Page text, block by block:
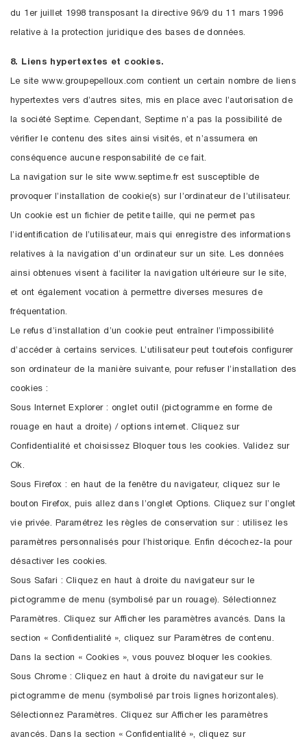
du 1er juillet 1998 transposant la directive 96/9 du 11 mars 1996
relative à la protection juridique des bases de données.
8. Liens hypertextes et cookies.
Le site www.groupepelloux.com contient un certain nombre de liens
hypertextes vers d’autres sites, mis en place avec l’autorisation de
la société Septime. Cependant, Septime n’a pas la possibilité de
vérifier le contenu des sites ainsi visités, et n’assumera en
conséquence aucune responsabilité de ce fait.
La navigation sur le site www.septime.fr est susceptible de
provoquer l’installation de cookie(s) sur l’ordinateur de l’utilisateur.
Un cookie est un fichier de petite taille, qui ne permet pas
l’identification de l’utilisateur, mais qui enregistre des informations
relatives à la navigation d’un ordinateur sur un site. Les données
ainsi obtenues visent à faciliter la navigation ultérieure sur le site,
et ont également vocation à permettre diverses mesures de
fréquentation.
Le refus d’installation d’un cookie peut entraîner l’impossibilité
d’accéder à certains services. L’utilisateur peut toutefois configurer
son ordinateur de la manière suivante, pour refuser l’installation des
cookies :
Sous Internet Explorer : onglet outil (pictogramme en forme de
rouage en haut a droite) / options internet. Cliquez sur
Confidentialité et choisissez Bloquer tous les cookies. Validez sur
Ok.
Sous Firefox : en haut de la fenêtre du navigateur, cliquez sur le
bouton Firefox, puis allez dans l’onglet Options. Cliquez sur l’onglet
vie privée. Paramétrez les règles de conservation sur : utilisez les
paramètres personnalisés pour l’historique. Enfin décochez-la pour
désactiver les cookies.
Sous Safari : Cliquez en haut à droite du navigateur sur le
pictogramme de menu (symbolisé par un rouage). Sélectionnez
Paramètres. Cliquez sur Afficher les paramètres avancés. Dans la
section « Confidentialité », cliquez sur Paramètres de contenu.
Dans la section « Cookies », vous pouvez bloquer les cookies.
Sous Chrome : Cliquez en haut à droite du navigateur sur le
pictogramme de menu (symbolisé par trois lignes horizontales).
Sélectionnez Paramètres. Cliquez sur Afficher les paramètres
avancés. Dans la section « Confidentialité », cliquez sur